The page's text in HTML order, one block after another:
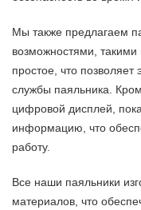
Мы также предлагаем
возможностями, такими
простое, что позволяет
службы паяльника.
цифровой дисплей,
информацию, что
работу.
Все наши паяльники
материалов, что